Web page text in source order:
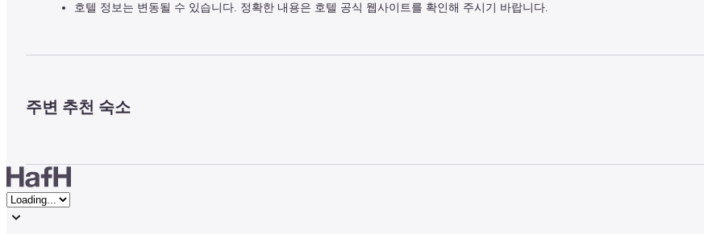
호텔 정보는 변동될 수 있습니다. 정확한 내용은 호텔 공식 웹사이트를 확인해 주시기 바랍니다.
주변 추천 숙소